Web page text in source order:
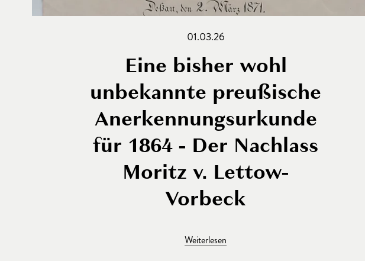
01.03.26
Eine bisher wohl
unbekannte preußische
Anerkennungsurkunde
für 1864 - Der Nachlass
Moritz v. Lettow-
Vorbeck
Weiterlesen